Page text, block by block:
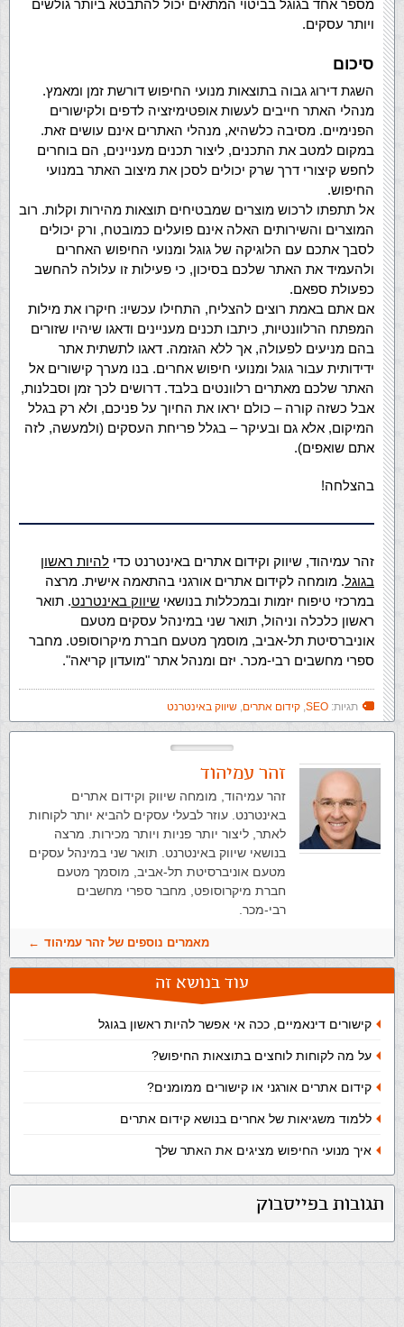
מספר אחד בגוגל בביטוי המתאים יכול להתבטא ביותר גולשים
ויותר עסקים.
סיכום
השגת דירוג גבוה בתוצאות מנועי החיפוש דורשת זמן ומאמץ.
מנהלי האתר חייבים לעשות אופטימיזציה לדפים ולקישורים
הפנימיים. מסיבה כלשהיא, מנהלי האתרים אינם עושים זאת.
במקום למטב את התכנים, ליצור תכנים מעניינים, הם בוחרים
לחפש קיצורי דרך שרק יכולים לסכן את מיצוב האתר במנועי
החיפוש.
אל תתפתו לרכוש מוצרים שמבטיחים תוצאות מהירות וקלות. רוב
המוצרים והשירותים האלה אינם פועלים כמובטח, ורק יכולים
לסבך אתכם עם הלוגיקה של גוגל ומנועי החיפוש האחרים
ולהעמיד את האתר שלכם בסיכון, כי פעילות זו עלולה להחשב
כפעולת ספאם.
אם אתם באמת רוצים להצליח, התחילו עכשיו: חיקרו את מילות
המפתח הרלוונטיות, כיתבו תכנים מעניינים ודאגו שיהיו שזורים
בהם מניעים לפעולה, אך ללא הגזמה. דאגו לתשתית אתר
ידידותית עבור גוגל ומנועי חיפוש אחרים. בנו מערך קישורים אל
האתר שלכם מאתרים רלוונטים בלבד. דרושים לכך זמן וסבלנות,
אבל כשזה קורה – כולם יראו את החיוך על פניכם, ולא רק בגלל
המיקום, אלא גם ובעיקר – בגלל פריחת העסקים (ולמעשה, לזה
אתם שואפים).
בהצלחה!
זהר עמיהוד, שיווק וקידום אתרים באינטרנט כדי להיות ראשון
בגוגל. מומחה לקידום אתרים אורגני בהתאמה אישית. מרצה
במרכזי טיפוח יזמות ובמכללות בנושאי שיווק באינטרנט. תואר
ראשון כלכלה וניהול, תואר שני במינהל עסקים מטעם
אוניברסיטת תל-אביב, מוסמך מטעם חברת מיקרוסופט. מחבר
ספרי מחשבים רבי-מכר. יזם ומנהל אתר "מועדון קריאה".
תגיות: SEO
, קידום אתרים, שיווק באינטרנט
זהר עמיהוד
זהר עמיהוד, מומחה שיווק וקידום אתרים
באינטרנט. עוזר לבעלי עסקים להביא יותר לקוחות
לאתר, ליצור יותר פניות ויותר מכירות. מרצה
בנושאי שיווק באינטרנט. תואר שני במינהל עסקים
מטעם אוניברסיטת תל-אביב, מוסמך מטעם
חברת מיקרוסופט, מחבר ספרי מחשבים
רבי-מכר.
מאמרים נוספים של זהר עמיהוד
עוד בנושא זה
קישורים דינאמיים, ככה אי אפשר להיות ראשון בגוגל
על מה לקוחות לוחצים בתוצאות החיפוש?
קידום אתרים אורגני או קישורים ממומנים?
ללמוד משגיאות של אחרים בנושא קידום אתרים
איך מנועי החיפוש מציגים את האתר שלך
תגובות בפייסבוק